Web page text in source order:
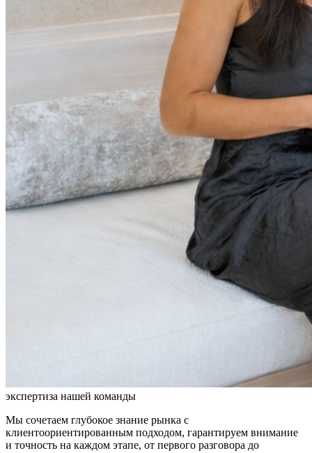
экспертиза нашей команды
Мы сочетаем глубокое знание рынка с
клиентоориентированным подходом, гарантируем внимание
и точность на каждом этапе, от первого разговора до